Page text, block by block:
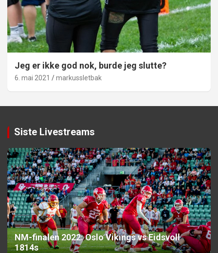
Jeg er ikke god nok, burde jeg slutte?
6. mai 2021 markussletbak
Siste Livestreams
NM-finalen 2022: Oslo Vikings vs Eidsvoll
1814s